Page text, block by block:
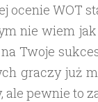
ocenie WOT
nie wiem
Twoje
graczy już
ale pewnie to